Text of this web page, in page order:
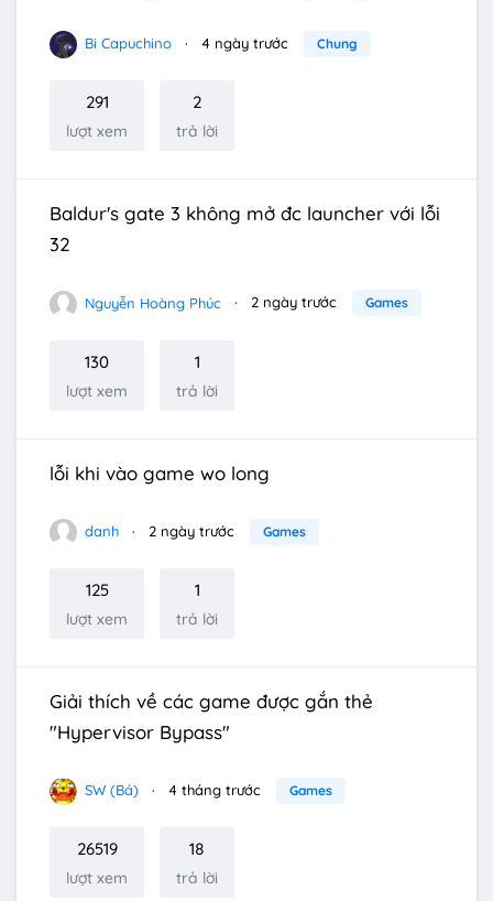
Bi Capuchino 4 ngày trước Chung
291
lượt xem
2
trả lời
Baldur's gate 3 không mở đc launcher với lỗi
32
Nguyễn Hoàng Phúc 2 ngày trước Games
130
lượt xem
1
trả lời
lỗi khi vào game wo long
danh 2 ngày trước Games
125
lượt xem
1
trả lời
Giải thích về các game được gắn thẻ
"Hypervisor Bypass"
SW (Bá) 4 tháng trước Games
26519
lượt xem
18
trả lời